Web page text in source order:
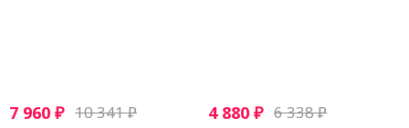
7 960 ₽ 10 341₽ 4 880₽ 6 338₽